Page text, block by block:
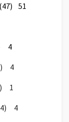
51
4
4
1
4